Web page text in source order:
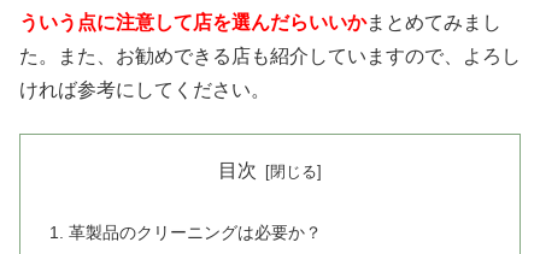
ういう点に注意して店を選んだらいいかまとめてみまし
た。また、お勧めできる店も紹介していますので、よろし
ければ参考にしてください。
目次
革製品のクリーニングは必要か？